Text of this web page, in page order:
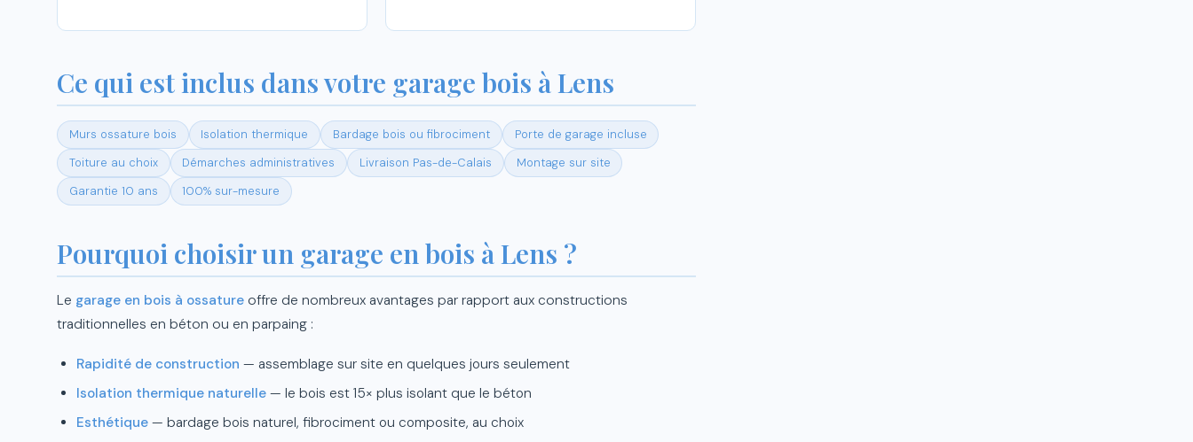
Ce qui est inclus dans votre garage bois à Lens
Murs ossature bois Isolation thermique Bardage bois ou fibrociment
Porte de garage incluse
Toiture au choix
Démarches administratives Livraison Pas-de-Calais
Montage sur site
Garantie 10 ans
100% sur-mesure
Pourquoi choisir un garage en bois à Lens ?
Le garage en bois à ossature offre de nombreux avantages par rapport aux constructions
traditionnelles en béton ou en parpaing :
Rapidité de construction — assemblage sur site en quelques jours seulement
Isolation thermique naturelle — le bois est 15× plus isolant que le béton
Esthétique — bardage bois naturel, fibrociment ou composite, au choix